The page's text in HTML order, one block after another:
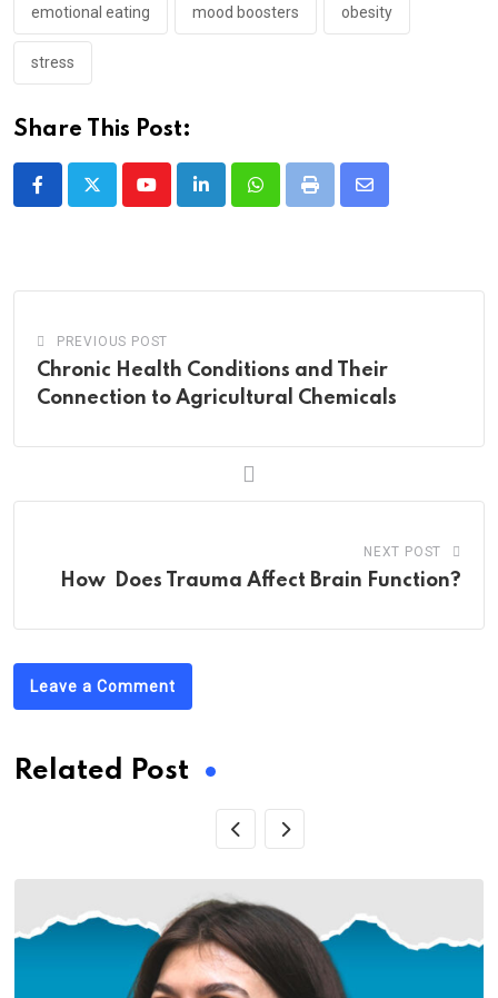
emotional eating mood boosters obesity
stress
Share This Post:
YoutubeLinkedInWhatsappPrint
Share
PREVIOUS POST
Chronic Health Conditions and Their
Connection to Agricultural Chemicals
NEXT POST
How Does Trauma Affect Brain Function?
Leave a Comment
Related Post